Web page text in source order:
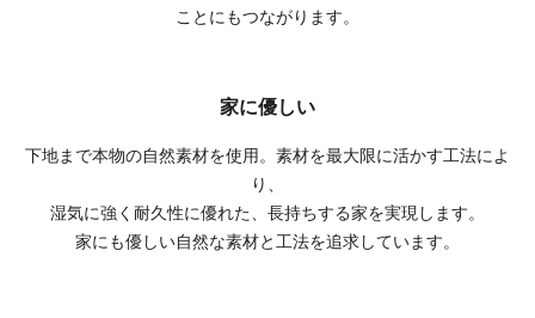
ことにもつながります。
家に優しい
下地まで本物の自然素材を使用。素材を最大限に活かす工法によ
り、
湿気に強く耐久性に優れた、長持ちする家を実現します。
家にも優しい自然な素材と工法を追求しています。